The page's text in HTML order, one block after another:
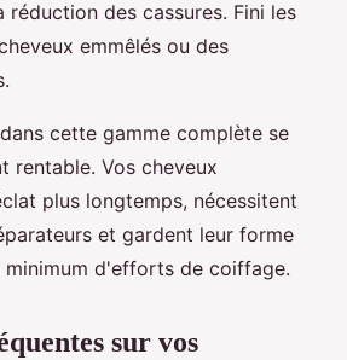
réduction des cassures. Fini les
emmêlés ou des
cette gamme complète se
rentable. Vos cheveux
plus longtemps, nécessitent
et gardent leur forme
minimum d'efforts de coiffage.
sur vos